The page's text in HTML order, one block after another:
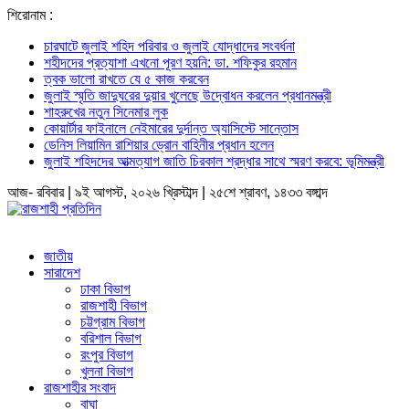
শিরোনাম :
চারঘাটে জুলাই শহিদ পরিবার ও জুলাই যোদ্ধাদের সংবর্ধনা
শহীদদের প্রত্যাশা এখনো পূরণ হয়নি: ডা. শফিকুর রহমান
ত্বক ভালো রাখতে যে ৫ কাজ করবেন
জুলাই স্মৃতি জাদুঘরের দুয়ার খুলেছে উদ্বোধন করলেন প্রধানমন্ত্রী
শাহরুখের নতুন সিনেমার লুক
কোয়ার্টার ফাইনালে নেইমারের দুর্দান্ত অ্যাসিস্টে সান্তোস
ডেনিস লিয়ামিন রাশিয়ার ড্রোন বাহিনীর প্রধান হলেন
জুলাই শহিদদের আত্মত্যাগ জাতি চিরকাল শ্রদ্ধার সাথে স্মরণ করবে: ভূমিমন্ত্রী
আজ- রবিবার | ৯ই আগস্ট, ২০২৬ খ্রিস্টাব্দ | ২৫শে শ্রাবণ, ১৪৩৩ বঙ্গাব্দ
জাতীয়
সারাদেশ
ঢাকা বিভাগ
রাজশাহী বিভাগ
চট্টগ্রাম বিভাগ
বরিশাল বিভাগ
রংপুর বিভাগ
খুলনা বিভাগ
রাজশাহীর সংবাদ
বাঘা